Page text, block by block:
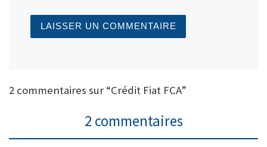
2 commentaires sur “Crédit Fiat FCA”
2 commentaires